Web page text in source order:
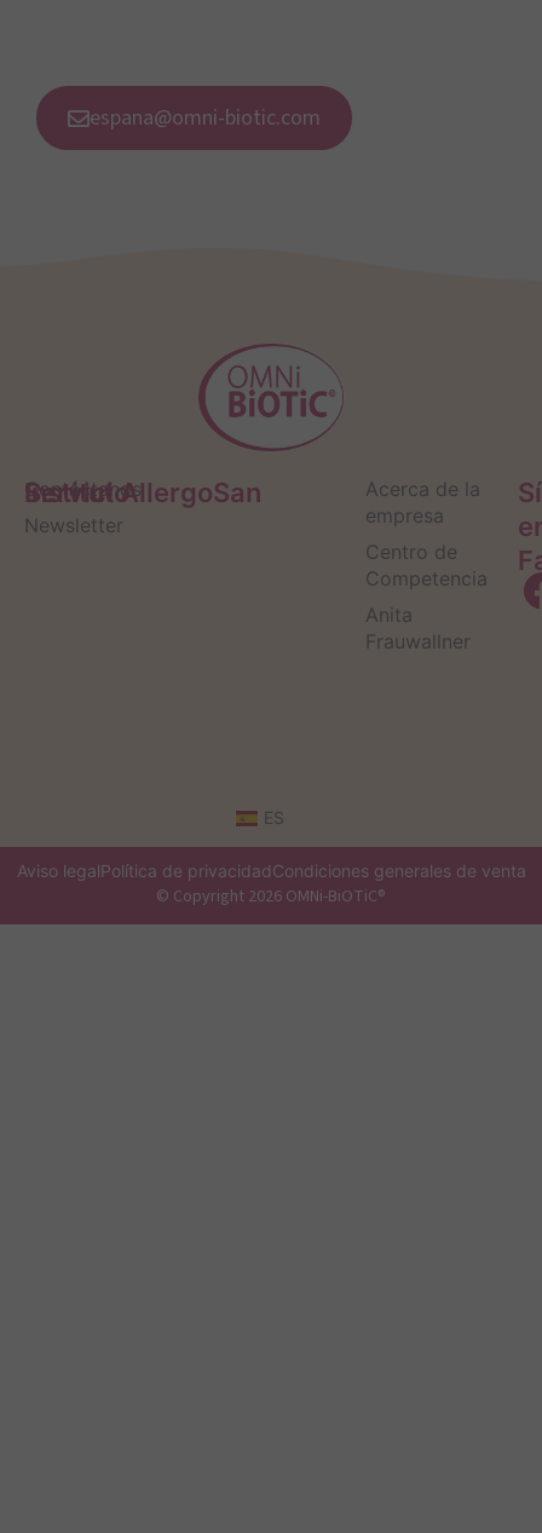
espana@omni-biotic.com
Servicio
Contáctanos
Newsletter
Institut AllergoSan
Acerca de la
empresa
Centro de
Competencia
Anita
Frauwallner
ES
Aviso legalPolítica de privacidadCondiciones generales de venta
© Copyright 2026 OMNi-BiOTiC®